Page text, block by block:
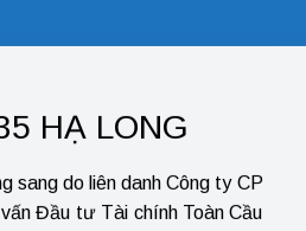
HẠ LONG
sang do liên danh Công ty CP
Đầu tư Tài chính Toàn Cầu